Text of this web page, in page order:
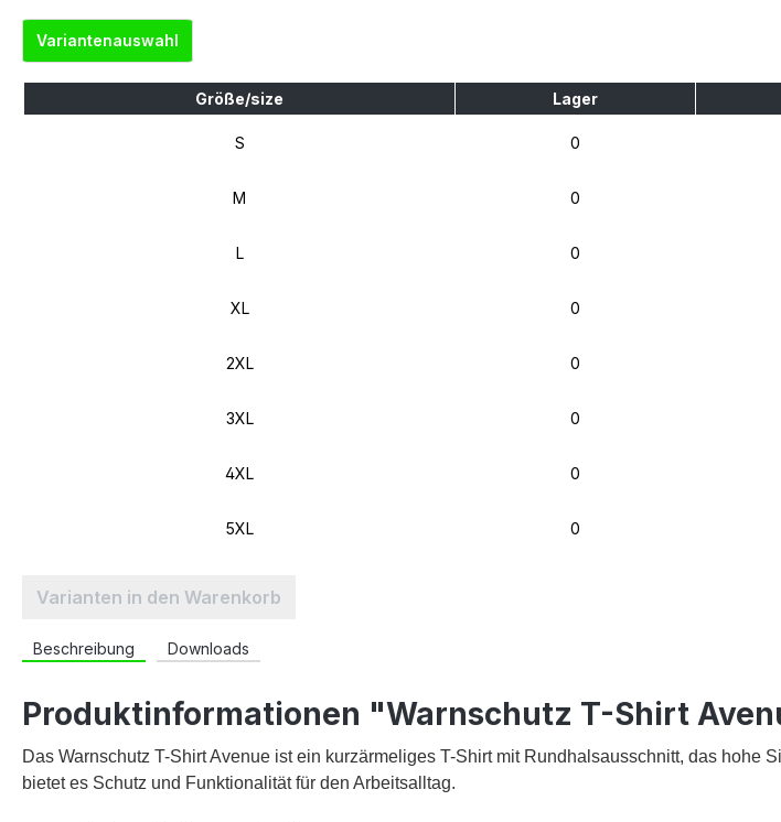
Variantenauswahl
Größe/size Lager
S 0
M 0
L 0
XL 0
2XL 0
3XL 0
4XL 0
5XL 0
Varianten in den Warenkorb
Beschreibung Downloads
Produktinformationen "Warnschutz T-Shirt
Das Warnschutz T-Shirt Avenue ist ein kurzärmeliges T-Shirt mit Rundhalsausschnitt, das
bietet es Schutz und Funktionalität für den Arbeitsalltag.